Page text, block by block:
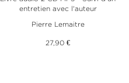
entretien avec l'auteur
Pierre Lemaitre
27,90 €